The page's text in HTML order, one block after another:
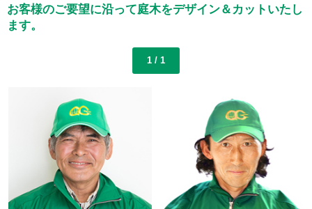
お客様のご要望に沿って庭木をデザイン＆カットいたし
ます。
1 / 1